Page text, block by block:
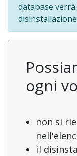
database
ogni
non si
il